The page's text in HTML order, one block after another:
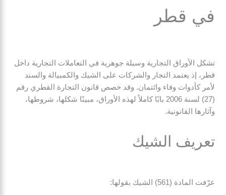
في قطر
تشكل الأوراق التجارية وسيلة جوهرية في التعاملات التجارية داخل
قطر، إذ يعتمد التجار والشركات على الشيك والكمبيالة والسند
لأمر كأدوات وفاء وائتمان. وقد خصص قانون التجارة القطري رقم
(27) لسنة 2006 بابًا كاملاً لهذه الأوراق، مبينًا شكلها، شروطها،
وآثارها القانونية.
تعريف الشيك
عرّفت المادة (561) الشيك بقولها: